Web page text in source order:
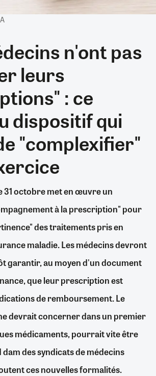
n'ont pas
leurs
: ce
dispositif qui
"complexifier"
31 octobre met en œuvre un
à la prescription" pour
des traitements pris en
maladie. Les médecins devront
garantir, au moyen d'un document
que leur prescription est
de remboursement. Le
devrait concerner dans un premier
médicaments, pourrait vite être
des syndicats de médecins
ces nouvelles formalités.